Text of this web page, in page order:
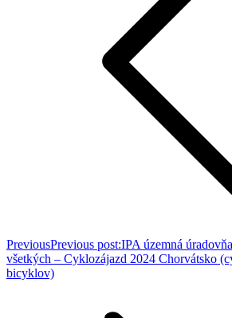
PreviousPrevious post:IPA územná
všetkých – Cyklozájazd 2024 Chorvátsko
bicyklov)